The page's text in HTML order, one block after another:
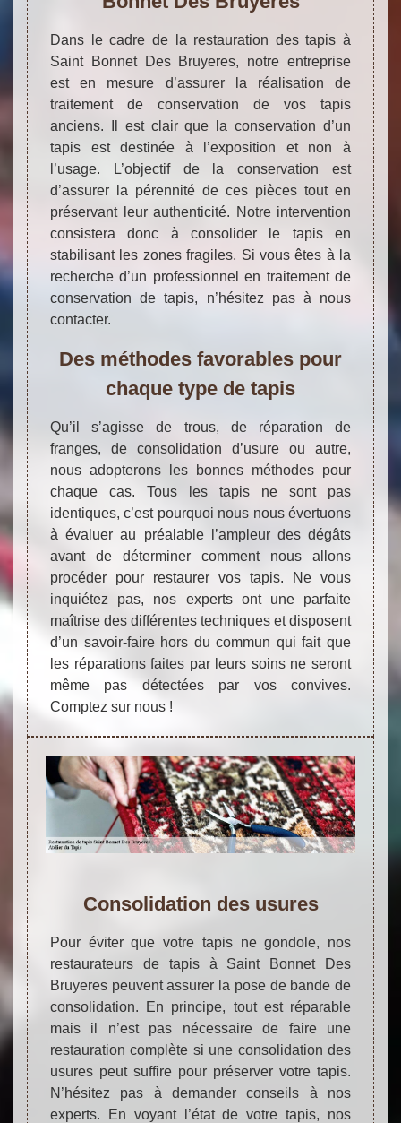
Dans le cadre de la restauration des tapis à
Saint Bonnet Des Bruyeres, notre entreprise
est en mesure d’assurer la réalisation de
traitement de conservation de vos tapis
anciens. Il est clair que la conservation d’un
tapis est destinée à l’exposition et non à
l’usage. L’objectif de la conservation est
d’assurer la pérennité de ces pièces tout en
préservant leur authenticité. Notre intervention
consistera donc à consolider le tapis en
stabilisant les zones fragiles. Si vous êtes à la
recherche d’un professionnel en traitement de
conservation de tapis, n’hésitez pas à nous
contacter.
Des méthodes favorables pour
chaque type de tapis
Qu’il s’agisse de trous, de réparation de
franges, de consolidation d’usure ou autre,
nous adopterons les bonnes méthodes pour
chaque cas. Tous les tapis ne sont pas
identiques, c’est pourquoi nous nous évertuons
à évaluer au préalable l’ampleur des dégâts
avant de déterminer comment nous allons
procéder pour restaurer vos tapis. Ne vous
inquiétez pas, nos experts ont une parfaite
maîtrise des différentes techniques et disposent
d’un savoir-faire hors du commun qui fait que
les réparations faites par leurs soins ne seront
même pas détectées par vos convives.
Comptez sur nous !
Consolidation des usures
Pour éviter que votre tapis ne gondole, nos
restaurateurs de tapis à Saint Bonnet Des
Bruyeres peuvent assurer la pose de bande de
consolidation. En principe, tout est réparable
mais il n’est pas nécessaire de faire une
restauration complète si une consolidation des
usures peut suffire pour préserver votre tapis.
N’hésitez pas à demander conseils à nos
experts. En voyant l’état de votre tapis, nos